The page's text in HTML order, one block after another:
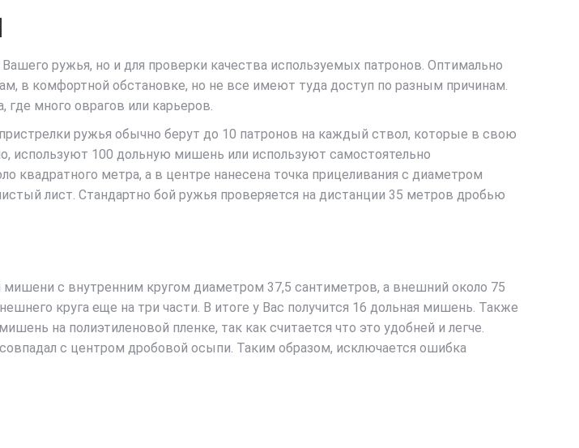
ружья, но и для проверки качества используемых патронов. Оптимально
в комфортной обстановке, но не все имеют туда доступ по разным причинам.
много оврагов или карьеров.
ружья обычно берут до 10 патронов на каждый ствол, которые в свою
используют 100 дольную мишень или используют самостоятельно
метра, а в центре нанесена точка прицеливания с диаметром
лист. Стандартно бой ружья проверяется на дистанции 35 метров дробью
с внутренним кругом диаметром 37,5 сантиметров, а внешний около 75
круга еще на три части. В итоге у Вас получится 16 дольная мишень. Также
на полиэтиленовой пленке, так как считается что это удобней и легче.
с центром дробовой осыпи. Таким образом, исключается ошибка